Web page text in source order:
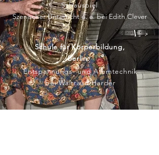
Schauspiel
Szenischer Unterricht u. a. bei Edith Clever
Schule für Körperbildung,
Berlin:
Entspannungs- und Atemtechnik
bei Waltraud Harder